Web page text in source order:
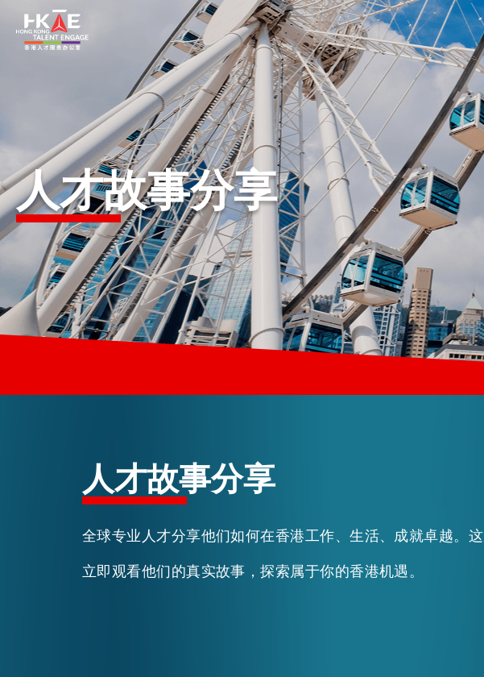
居港须知
人才支援
就业资讯
人才故事分享
人才故事分享
全球专业人才分享他们如何在香港工作、生活、成就卓越。
立即观看他们的真实故事，探索属于你的香港机遇。